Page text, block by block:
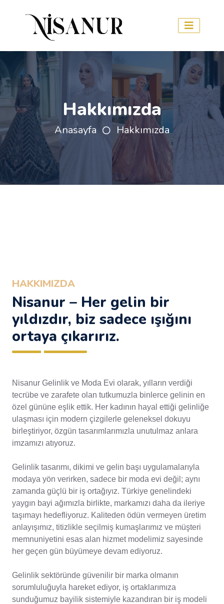
Hakkımızda
Anasayfa Hakkımızda
HAKKIMIZDA
Nisanur – Her gelin bir
yıldızdır, biz sadece ışığını
ortaya çıkarırız.
Nisanur Gelinlik ve Moda Evi olarak, yılların verdiği
tecrübe ve zarafete olan tutkumuzla binlerce gelinin en
özel gününe eşlik ettik. Her kadının hayal ettiği gelinliğe
ulaşması için modern çizgilerle geleneksel dokuyu
birleştiriyor, özgün tasarımlarımızla unutulmaz anlara
imzamızı atıyoruz.
Gelinlik tasarımı, dikimi ve gelin başı uygulamalarıyla
modaya yön verirken, sadece bir moda evi değil; aynı
zamanda güçlü bir iş ortağıyız. Türkiye genelindeki
yaygın bayi ağımızla birlikte, markamızı daha da ileriye
taşımayı hedefliyoruz. Kaliteden ödün vermeyen üretim
anlayışımız, titizlikle seçilmiş kumaşlarımız ve müşteri
memnuniyetini esas alan hizmet modelimiz sayesinde
her geçen gün büyümeye devam ediyoruz.
Gelinlik sektöründe güvenilir bir marka olmanın
sorumluluğuyla hareket ediyor, iş ortaklarımıza
sunduğumuz bayilik sistemiyle kazandıran bir iş modeli